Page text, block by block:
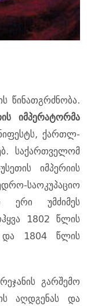
წინათგრძნობა.
იმპერატორმა
ქართლ-
საქართველომ
იმპერიის
საოკუპაციო
ერი უმძიმეს
1802 წლის
და 1804 წლის
გარშემო
აღდგენას და